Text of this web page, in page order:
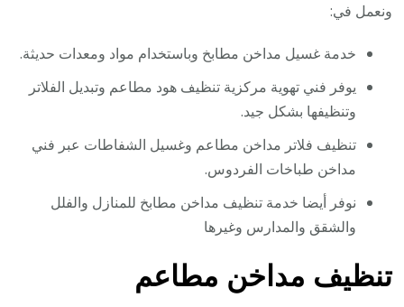
ونعمل في:
خدمة غسيل مداخن مطابخ وباستخدام مواد ومعدات حديثة.
يوفر فني تهوية مركزية تنظيف هود مطاعم وتبديل الفلاتر
وتنظيفها بشكل جيد.
تنظيف فلاتر مداخن مطاعم وغسيل الشفاطات عبر فني
مداخن طباخات الفردوس.
نوفر أيضا خدمة تنظيف مداخن مطابخ للمنازل والفلل
والشقق والمدارس وغيرها
تنظيف مداخن مطاعم